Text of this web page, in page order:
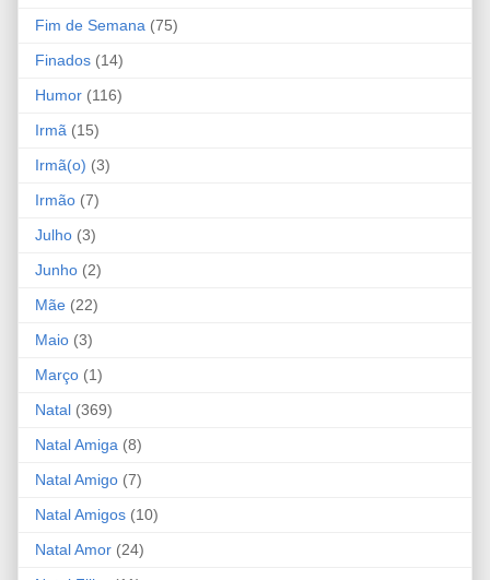
Fim de Semana (75)
Finados (14)
Humor (116)
Irmã (15)
Irmã(o) (3)
Irmão (7)
Julho (3)
Junho (2)
Mãe (22)
Maio (3)
Março (1)
Natal (369)
Natal Amiga (8)
Natal Amigo (7)
Natal Amigos (10)
Natal Amor (24)